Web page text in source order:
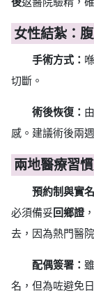
女性結紮：
手術方式：
切斷。
術後恢復：
感。建議術後兩
兩地醫療習
預約制與實
必須備妥回鄉證
去，因為熱門醫
配偶簽署：
名，但為咗避免